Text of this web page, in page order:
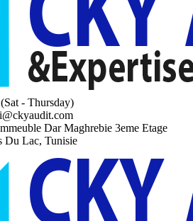
(Sat - Thursday)
Dar Maghrebie 3eme Etage
Du Lac, Tunisie